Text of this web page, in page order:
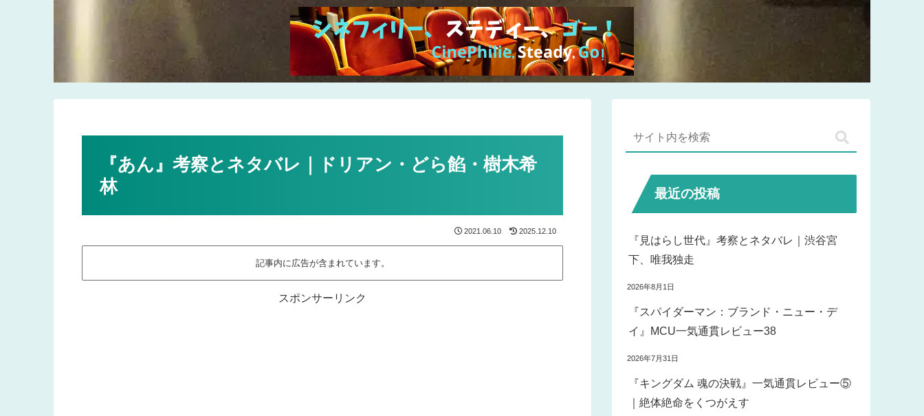
『あん』考察とネタバレ｜ドリアン・どら餡・樹木希
林
2021.06.10 2025.12.10
記事内に広告が含まれています。
スポンサーリンク
最近の投稿
『見はらし世代』考察とネタバレ｜渋谷宮
下、唯我独走
2026年8月1日
『スパイダーマン：ブランド・ニュー・デ
イ』MCU一気通貫レビュー38
2026年7月31日
『キングダム 魂の決戦』一気通貫レビュー⑤
｜絶体絶命をくつがえす